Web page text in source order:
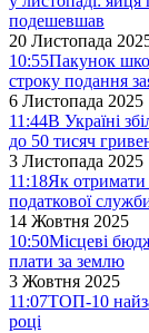
подешевшав
20 Листопада
10:55Пакунок
строку подання
6 Листопада 2025
11:44В Україні
до 50 тисяч
3 Листопада 2025
11:18Як отримати
податкової
14 Жовтня 2025
10:50Місцеві
плати за землю
3 Жовтня 2025
11:07ТОП-10
році